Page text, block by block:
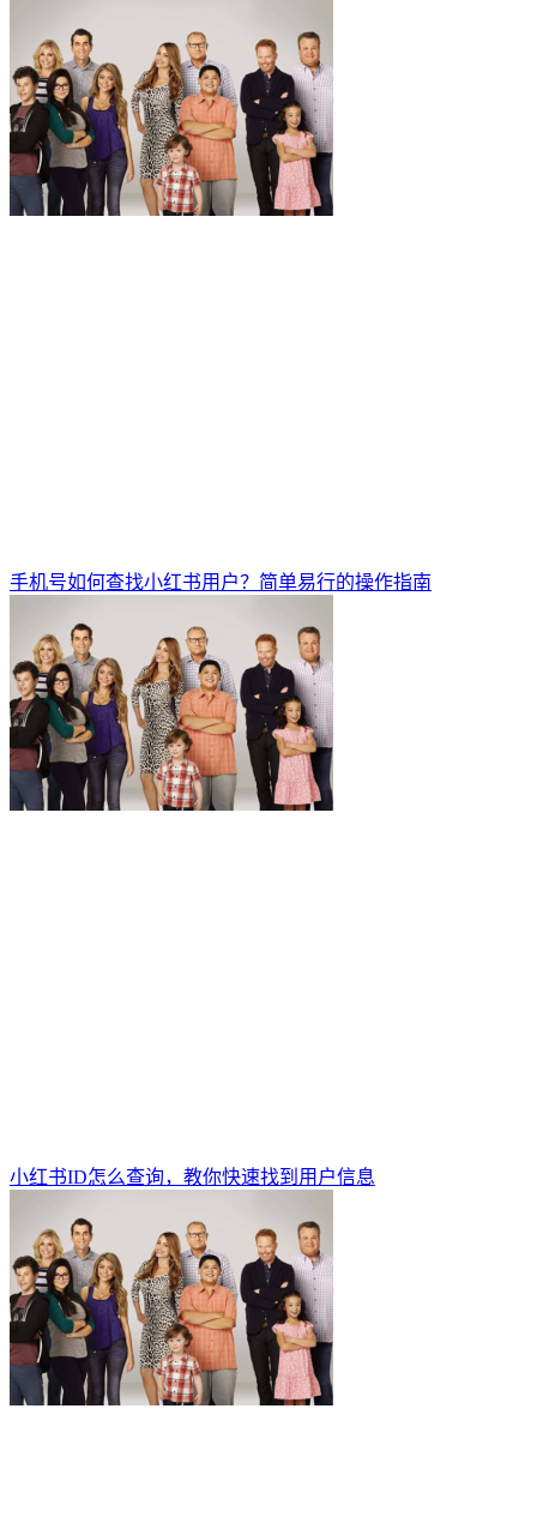
手机号如何查找小红书用户？简单易行的操作指南
小红书ID怎么查询，教你快速找到用户信息